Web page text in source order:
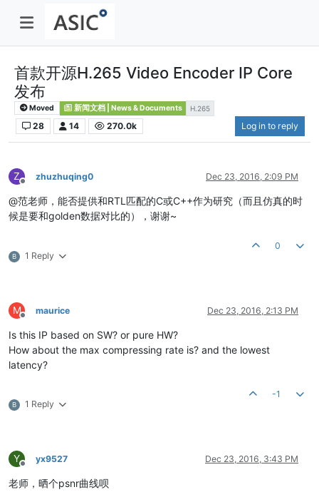
首款开源H.265 Video Encoder IP Core
发布
Moved 新闻文档 | News & Documents H.265
28 14 270.0k Log in to reply
Z
Offline
zhuzhuqing0 Dec 23, 2016, 2:09 PM
@范老师，能否提供和RTL匹配的C或C++作为研究（而且仿真的时
候是要和golden数据对比的），谢谢~
B 1 Reply
0
M
Offline
maurice Dec 23, 2016, 2:13 PM
Is this IP based on SW? or pure HW?
How about the max compressing rate is? and the lowest
latency?
B 1 Reply
-1
Y
Offline
yx9527 Dec 23, 2016, 3:43 PM
老师，晒个psnr曲线呗